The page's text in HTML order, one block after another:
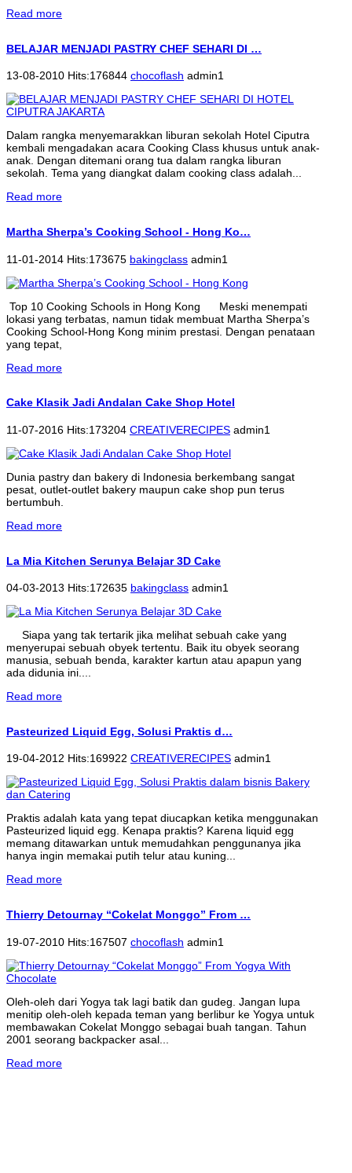
Read more
BELAJAR MENJADI PASTRY CHEF SEHARI DI …
13-08-2010 Hits:176844 chocoflash admin1
Dalam rangka menyemarakkan liburan sekolah Hotel Ciputra
kembali mengadakan acara Cooking Class khusus untuk anak-
anak. Dengan ditemani orang tua dalam rangka liburan
sekolah. Tema yang diangkat dalam cooking class adalah...
Read more
Martha Sherpa’s Cooking School - Hong Ko…
11-01-2014 Hits:173675 bakingclass admin1
Top 10 Cooking Schools in Hong Kong Meski menempati
lokasi yang terbatas, namun tidak membuat Martha Sherpa’s
Cooking School-Hong Kong minim prestasi. Dengan penataan
yang tepat,
Read more
Cake Klasik Jadi Andalan Cake Shop Hotel
11-07-2016 Hits:173204 CREATIVERECIPES admin1
Dunia pastry dan bakery di Indonesia berkembang sangat
pesat, outlet-outlet bakery maupun cake shop pun terus
bertumbuh.
Read more
La Mia Kitchen Serunya Belajar 3D Cake
04-03-2013 Hits:172635 bakingclass admin1
Siapa yang tak tertarik jika melihat sebuah cake yang
menyerupai sebuah obyek tertentu. Baik itu obyek seorang
manusia, sebuah benda, karakter kartun atau apapun yang
ada didunia ini....
Read more
Pasteurized Liquid Egg, Solusi Praktis d…
19-04-2012 Hits:169922 CREATIVERECIPES admin1
Praktis adalah kata yang tepat diucapkan ketika menggunakan
Pasteurized liquid egg. Kenapa praktis? Karena liquid egg
memang ditawarkan untuk memudahkan penggunanya jika
hanya ingin memakai putih telur atau kuning...
Read more
Thierry Detournay “Cokelat Monggo” From …
19-07-2010 Hits:167507 chocoflash admin1
Oleh-oleh dari Yogya tak lagi batik dan gudeg. Jangan lupa
menitip oleh-oleh kepada teman yang berlibur ke Yogya untuk
membawakan Cokelat Monggo sebagai buah tangan. Tahun
2001 seorang backpacker asal...
Read more